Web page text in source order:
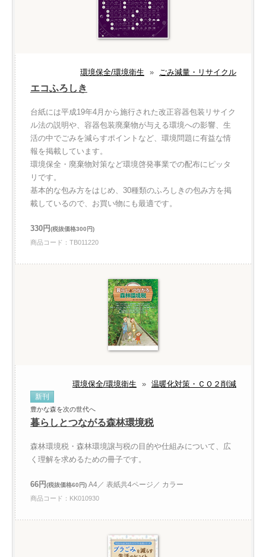
環境保全/環境衛生 » ごみ減量・リサイクル
エコふろしき
台紙には平成19年4月から施行された改正容器包装リサイク
ル法の説明や、容器包装廃棄物が与える環境への影響、生
活の中でごみを減らすポイントなど、環境問題に有益な情
報を掲載しています。
環境保全・廃棄物対策など環境啓発事業での配布にピッタ
リです。
基本的な包み方をはじめ、30種類のふろしきの包み方を掲
載しているので、お買い物にも最適です。
330円(税抜価格300円)
商品コード：TB011220
環境保全/環境衛生 » 温暖化対策・ＣＯ２削減
新刊
豊かな森を次の世代へ
暮らしとつながる森林環境税
森林環境税・森林環境譲与税の目的や仕組みについて、広
く理解を求めるための冊子です。
66円(税抜価格60円) A4／ 表紙共4ページ／ カラー
商品コード：KK010930